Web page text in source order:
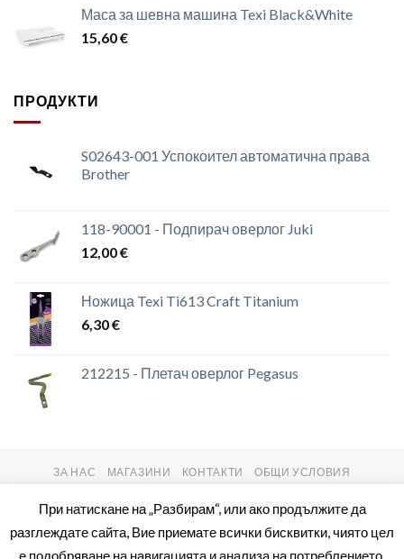
Маса за шевна машина Texi Black&White
15,60€
ПРОДУКТИ
S02643-001 Успокоител автоматична права
Brother
118-90001 - Подпирач оверлог Juki
12,00€
Ножица Texi Ti613 Craft Titanium
6,30€
212215 - Плетач оверлог Pegasus
ЗА НАС МАГАЗИНИ КОНТАКТИ ОБЩИ УСЛОВИЯ
При натискане на „Разбирам“, или ако продължите да
разглеждате сайта, Вие приемате всички бисквитки, чиято цел
е подобряване на навигацията и анализа на потреблението.